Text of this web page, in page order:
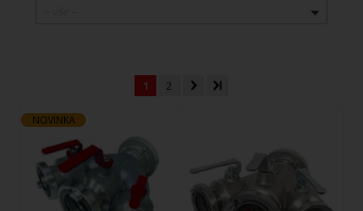
1 2
NOVINKA